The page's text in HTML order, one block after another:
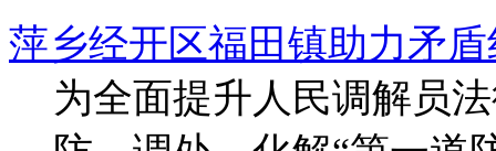
萍乡经开区福田镇助力矛
为全面提升人民调解员